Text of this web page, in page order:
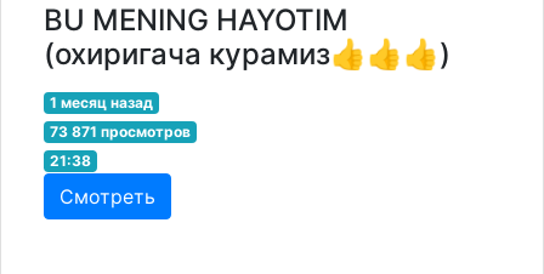
BU MENING HAYOTIM
(охиригача курамиз👍👍👍)
1 месяц назад
73 871 просмотров
21:38
Смотреть